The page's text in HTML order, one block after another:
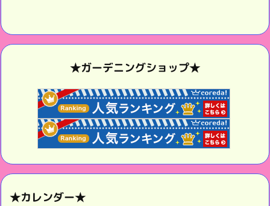
★ガーデニングショップ★
★カレンダー★